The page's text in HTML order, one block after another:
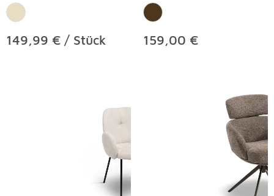
149,99 € / Stück 159,00 €